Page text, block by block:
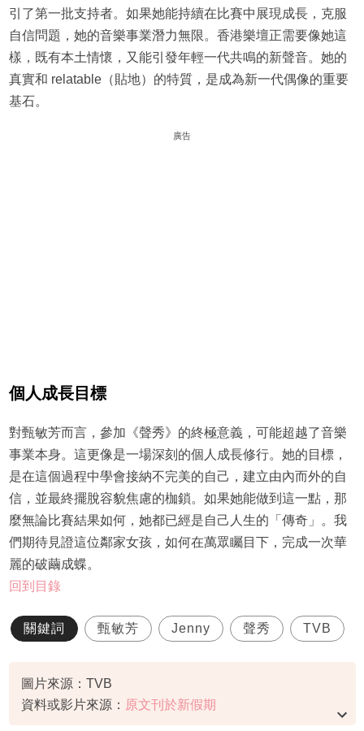
引了第一批支持者。如果她能持續在比賽中展現成長，克服
自信問題，她的音樂事業潛力無限。香港樂壇正需要像她這
樣，既有本土情懷，又能引發年輕一代共鳴的新聲音。她的
真實和 relatable（貼地）的特質，是成為新一代偶像的重要
基石。
廣告
個人成長目標
對甄敏芳而言，參加《聲秀》的終極意義，可能超越了音樂
事業本身。這更像是一場深刻的個人成長修行。她的目標，
是在這個過程中學會接納不完美的自己，建立由內而外的自
信，並最終擺脫容貌焦慮的枷鎖。如果她能做到這一點，那
麼無論比賽結果如何，她都已經是自己人生的「傳奇」。我
們期待見證這位鄰家女孩，如何在萬眾矚目下，完成一次華
麗的破繭成蝶。
回到目錄
關鍵詞 甄敏芳 Jenny 聲秀 TVB
圖片來源：TVB
資料或影片來源： 原文刊於新假期